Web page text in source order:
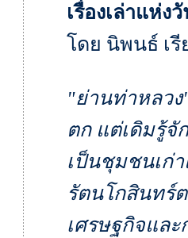
เรื่องเล่าแห่ง
โดย นิพนธ์ เรี
"ย่านท่าหลว
ตก แต่เดิมรู้จั
เป็นชุมชนเก่
รัตนโกสินทร์
เศรษฐกิจแล